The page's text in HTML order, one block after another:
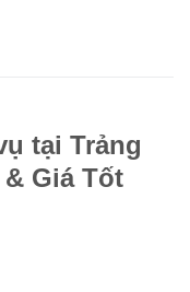
tại Trảng
Giá Tốt